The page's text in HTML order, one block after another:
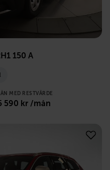
150 A
MED RESTVÄRDE
590 kr /mån